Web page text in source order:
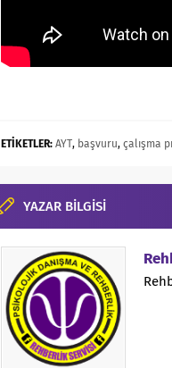
ETİKETLER: AYT, başvuru, çalışma
YAZAR BİLGİSİ